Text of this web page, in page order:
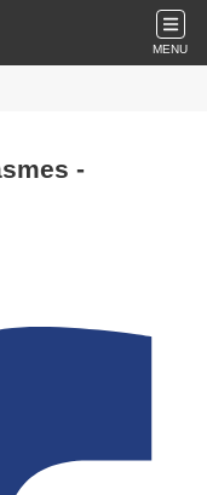
MENU
-